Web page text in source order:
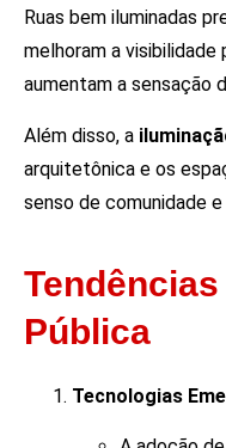
Ruas bem iluminadas
melhoram a
aumentam a sensação
Além disso, a
arquitetônica e os
senso de comunidade
Pública
Tecnologias